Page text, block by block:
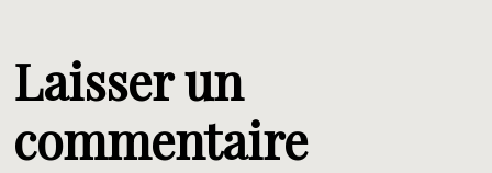
Laisser un
commentaire